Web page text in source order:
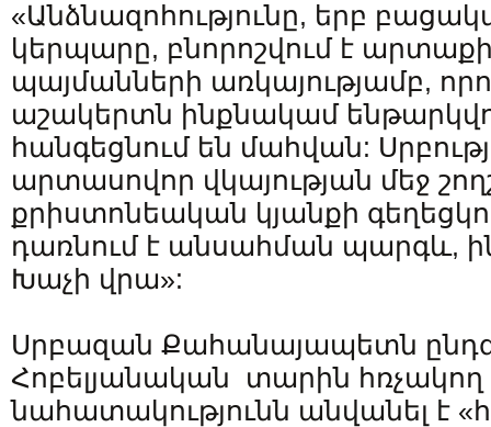
«Անձնազոհությունը, երբ
կերպարը, բնորոշվում է
պայմանների առկայությամբ,
աշակերտն ինքնակամ
հանգեցնում են մահվան:
արտասովոր վկայության մեջ
քրիստոնեական կյանքի
դառնում է անսահման պարգև,
Խաչի վրա»:
Սրբազան Քահանայապետն
Հոբելյանական տարին հռչակող
նահատակությունն անվանել է